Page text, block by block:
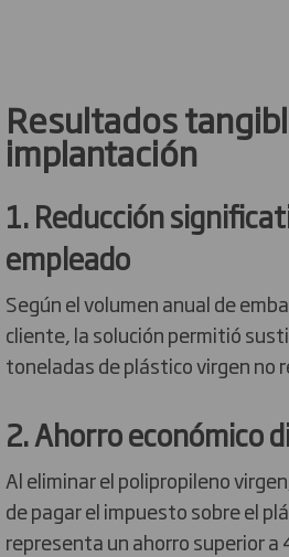
Resultados
implantación
1. Reducción
empleado
Según el volumen anual de
cliente, la solución permitió
toneladas de plástico virgen no
2. Ahorro económico
Al eliminar el polipropileno
de pagar el impuesto sobre el
representa un ahorro superior a